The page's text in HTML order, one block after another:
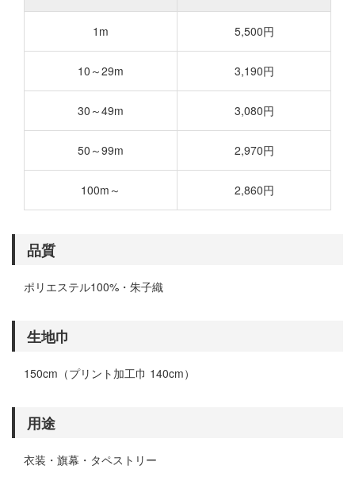
1m 5,500円
10～29m 3,190円
30～49m 3,080円
50～99m 2,970円
100m～ 2,860円
品質
ポリエステル100%・朱子織
生地巾
150cm（プリント加工巾 140cm）
用途
衣装・旗幕・タペストリー